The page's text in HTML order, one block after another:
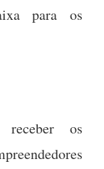
para os
os